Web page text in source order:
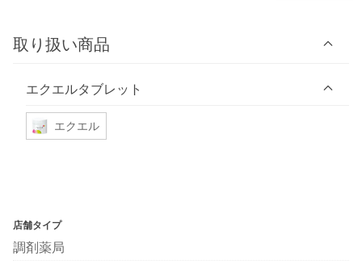
取り扱い商品
エクエルタブレット
エクエル
店舗タイプ
調剤薬局